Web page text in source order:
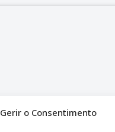
Gerir o Consentimento